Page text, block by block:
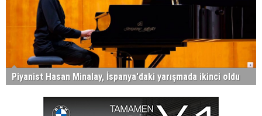
Piyanist Hasan Minalay, İspanya'daki yarışmada ikinci oldu